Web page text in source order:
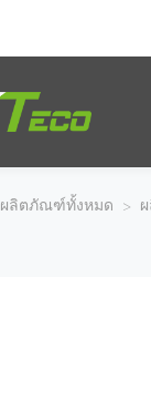
ผลิตภัณฑ์ทั้งหมด >